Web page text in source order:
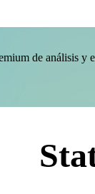
de análisis y